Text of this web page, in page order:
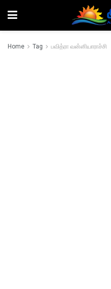
Home Tag பவித்ரா வன்னியாராச்சி